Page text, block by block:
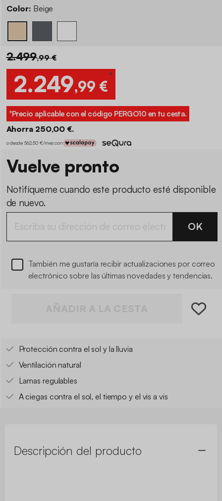
Color: Beige
2.499,99 €
2.249,99 €
*
*Precio aplicable con el código PERGO10 en tu cesta.
Ahorra 250,00 €.
o desde 562,50 €/mes con
Vuelve pronto
Notifíqueme cuando este producto esté disponible
de nuevo.
OK
También me gustaría recibir actualizaciones por correo
electrónico sobre las últimas novedades y tendencias.
Protección contra el sol y la lluvia
Ventilación natural
Lamas regulables
A ciegas contra el sol, el tiempo y el vis a vis
Descripción del producto